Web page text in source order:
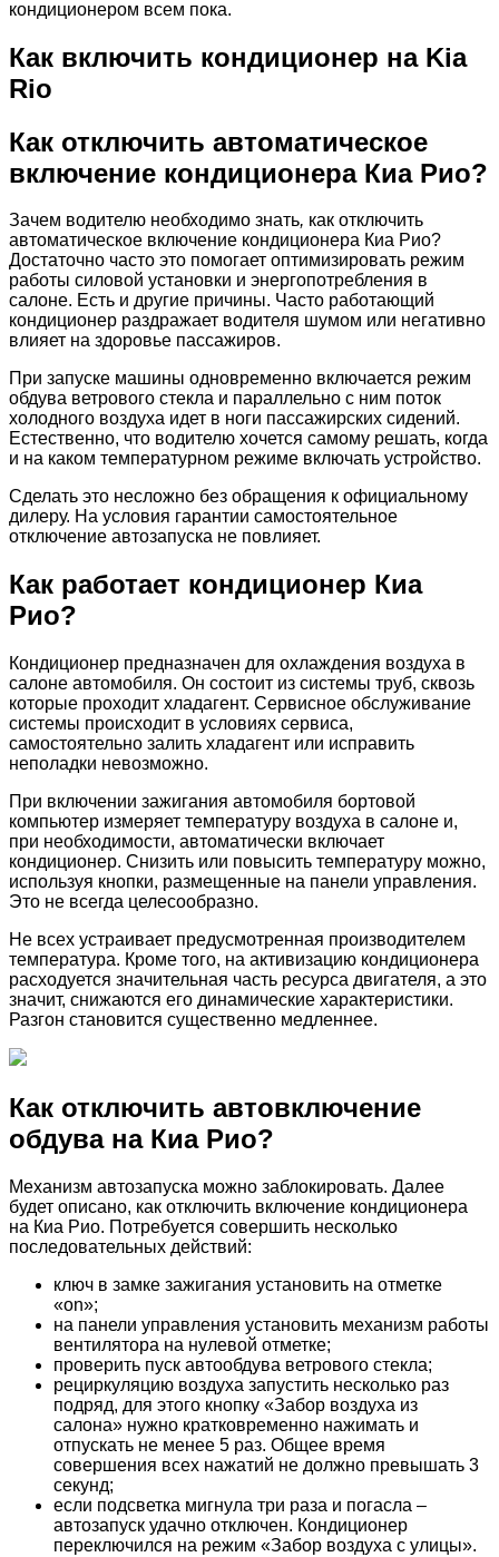
кондиционером всем пока.
Как включить кондиционер на Kia
Rio
Как отключить автоматическое
включение кондиционера Киа Рио?
Зачем водителю необходимо знать, как отключить
автоматическое включение кондиционера Киа Рио?
Достаточно часто это помогает оптимизировать режим
работы силовой установки и энергопотребления в
салоне. Есть и другие причины. Часто работающий
кондиционер раздражает водителя шумом или негативно
влияет на здоровье пассажиров.
При запуске машины одновременно включается режим
обдува ветрового стекла и параллельно с ним поток
холодного воздуха идет в ноги пассажирских сидений.
Естественно, что водителю хочется самому решать, когда
и на каком температурном режиме включать устройство.
Сделать это несложно без обращения к официальному
дилеру. На условия гарантии самостоятельное
отключение автозапуска не повлияет.
Как работает кондиционер Киа
Рио?
Кондиционер предназначен для охлаждения воздуха в
салоне автомобиля. Он состоит из системы труб, сквозь
которые проходит хладагент. Сервисное обслуживание
системы происходит в условиях сервиса,
самостоятельно залить хладагент или исправить
неполадки невозможно.
При включении зажигания автомобиля бортовой
компьютер измеряет температуру воздуха в салоне и,
при необходимости, автоматически включает
кондиционер. Снизить или повысить температуру можно,
используя кнопки, размещенные на панели управления.
Это не всегда целесообразно.
Не всех устраивает предусмотренная производителем
температура. Кроме того, на активизацию кондиционера
расходуется значительная часть ресурса двигателя, а это
значит, снижаются его динамические характеристики.
Разгон становится существенно медленнее.
Как отключить автовключение
обдува на Киа Рио?
Механизм автозапуска можно заблокировать. Далее
будет описано, как отключить включение кондиционера
на Киа Рио. Потребуется совершить несколько
последовательных действий:
ключ в замке зажигания установить на отметке
«on»;
на панели управления установить механизм работы
вентилятора на нулевой отметке;
проверить пуск автообдува ветрового стекла;
рециркуляцию воздуха запустить несколько раз
подряд, для этого кнопку «Забор воздуха из
салона» нужно кратковременно нажимать и
отпускать не менее 5 раз. Общее время
совершения всех нажатий не должно превышать 3
секунд;
если подсветка мигнула три раза и погасла –
автозапуск удачно отключен. Кондиционер
переключился на режим «Забор воздуха с улицы».